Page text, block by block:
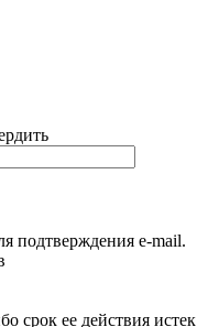
подтверждения e-mail.
срок ее действия истек